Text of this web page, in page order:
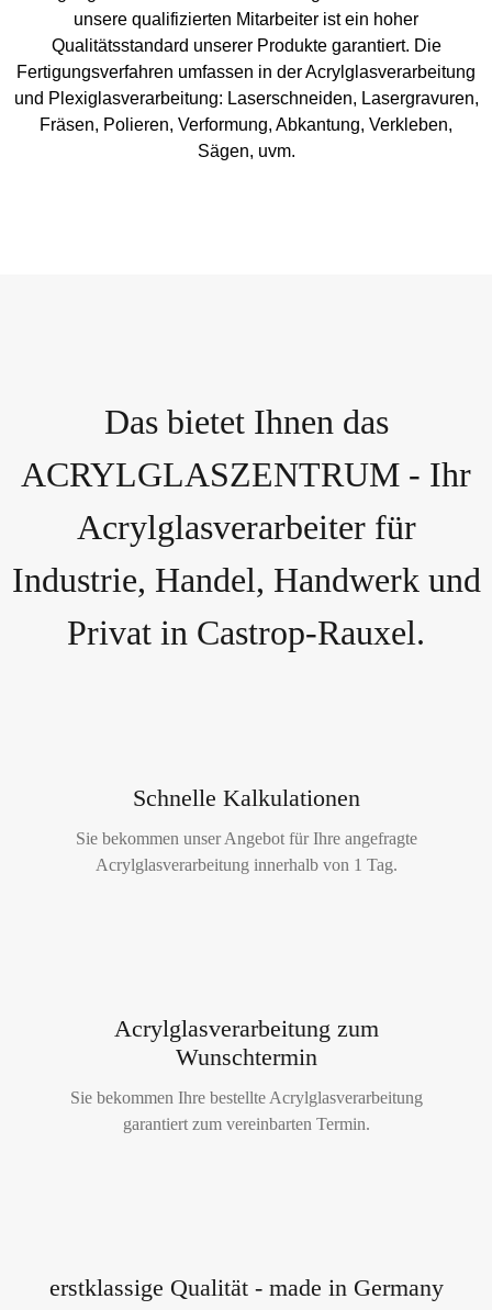
unsere qualifizierten Mitarbeiter ist ein hoher
Qualitätsstandard unserer Produkte garantiert. Die
Fertigungsverfahren umfassen in der Acrylglasverarbeitung
und Plexiglasverarbeitung: Laserschneiden, Lasergravuren,
Fräsen, Polieren, Verformung, Abkantung, Verkleben,
Sägen, uvm.
Das bietet Ihnen das
ACRYLGLASZENTRUM - Ihr
Acrylglasverarbeiter für
Industrie, Handel, Handwerk und
Privat in Castrop-Rauxel.
Schnelle Kalkulationen
Sie bekommen unser Angebot für Ihre angefragte
Acrylglasverarbeitung innerhalb von 1 Tag.
Acrylglasverarbeitung zum
Wunschtermin
Sie bekommen Ihre bestellte Acrylglasverarbeitung
garantiert zum vereinbarten Termin.
erstklassige Qualität - made in Germany